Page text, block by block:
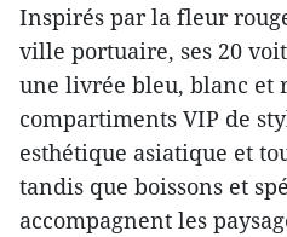
Inspirés par la fleur
ville portuaire, ses 20
une livrée bleu, blanc et
compartiments VIP de
esthétique asiatique et
tandis que boissons et
accompagnent les